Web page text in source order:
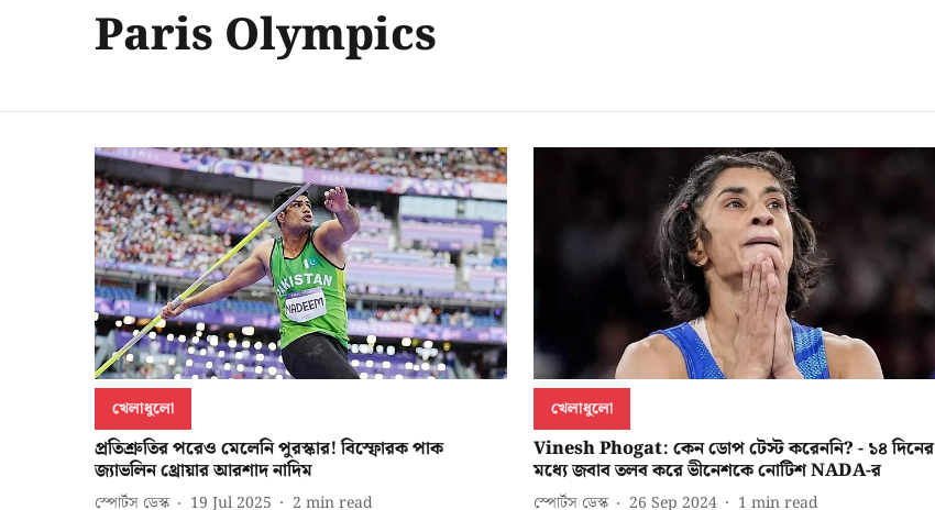
Paris Olympics
খেলাধুলো
প্রতিশ্রুতির পরেও মেলেনি পুরস্কার! বিস্ফোরক পাক
জ্যাভলিন থ্রোয়ার আরশাদ নাদিম
স্পোর্টস ডেস্ক 19 Jul 2025 2 min read
খেলাধুলো
Vinesh Phogat: কেন ডোপ টেস্ট করেননি? - ১৪ দিনের
মধ্যে জবাব তলব করে ভীনেশকে নোটিশ NADA-র
স্পোর্টস ডেস্ক 26 Sep 2024 1 min read